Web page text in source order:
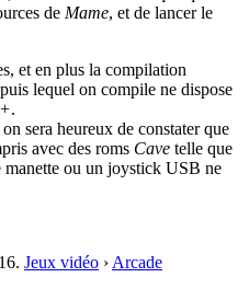
de Mame, et de lancer le
et en plus la compilation
lequel on compile ne dispose
.
sera heureux de constater que
avec des roms Cave telle que
manette ou un joystick USB ne
. Jeux vidéo › Arcade